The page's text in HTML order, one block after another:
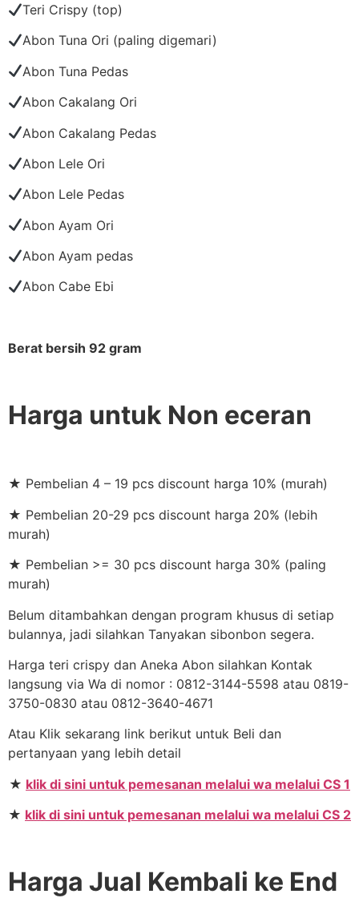
Teri Crispy (top)
Abon Tuna Ori (paling digemari)
Abon Tuna Pedas
Abon Cakalang Ori
Abon Cakalang Pedas
Abon Lele Ori
Abon Lele Pedas
Abon Ayam Ori
Abon Ayam pedas
Abon Cabe Ebi
Berat bersih 92 gram
Harga untuk Non eceran
★ Pembelian 4 – 19 pcs discount harga 10% (murah)
★ Pembelian 20-29 pcs discount harga 20% (lebih
murah)
★ Pembelian >= 30 pcs discount harga 30% (paling
murah)
Belum ditambahkan dengan program khusus di setiap
bulannya, jadi silahkan Tanyakan sibonbon segera.
Harga teri crispy dan Aneka Abon silahkan Kontak
langsung via Wa di nomor : 0812-3144-5598 atau 0819-
3750-0830 atau 0812-3640-4671
Atau Klik sekarang link berikut untuk Beli dan
pertanyaan yang lebih detail
★ klik di sini untuk pemesanan melalui wa melalui CS 1
★ klik di sini untuk pemesanan melalui wa melalui CS 2
Harga Jual Kembali ke End